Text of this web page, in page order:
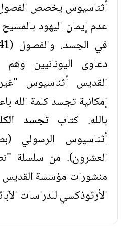
عدم إيمان اليهود
دعاوى اليونانيين
القديس أثناسيوس
إمكانية تجسد كلمة الله
بالله. كتاب تجسد
أثناسيوس الرسولي
العشرون). من سلسلة
منشورات مؤسسة القديس
الأرثوذكسي للدراسات